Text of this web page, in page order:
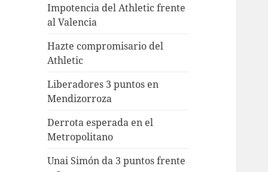
Impotencia del Athletic frente
al Valencia
Hazte compromisario del
Athletic
Liberadores 3 puntos en
Mendizorroza
Derrota esperada en el
Metropolitano
Unai Simón da 3 puntos frente